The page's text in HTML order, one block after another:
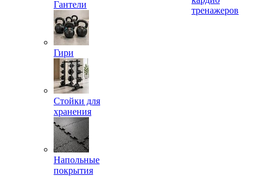
Гантели
Гири
Стойки для
хранения
Напольные
покрытия
тренажеров